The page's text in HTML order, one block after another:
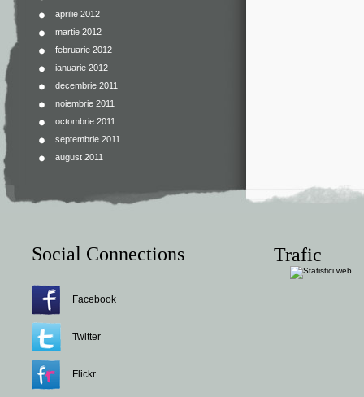
aprilie 2012
martie 2012
februarie 2012
ianuarie 2012
decembrie 2011
noiembrie 2011
octombrie 2011
septembrie 2011
august 2011
Social Connections
Facebook
Twitter
Flickr
Trafic